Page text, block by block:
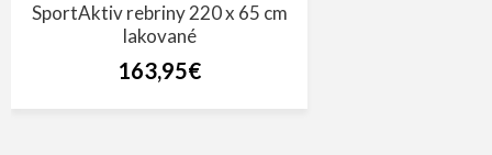
SportAktiv rebriny 220 x 65 cm
lakované
163,95€